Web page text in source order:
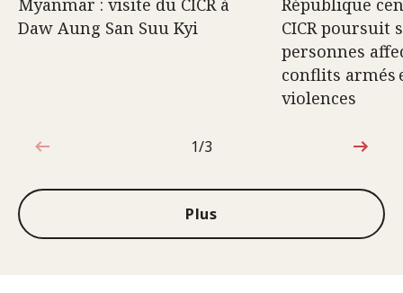
Myanmar : visite du CICR à
Daw Aung San Suu Kyi
République
CICR poursuit
personnes
conflits armés
violences
1sur3
1/3
Plus